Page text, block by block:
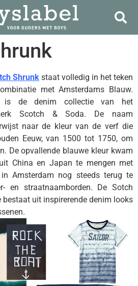
Shrunk staat volledig in het teken
met Amsterdams Blauw.
is de denim collectie van het
Scotch & Soda. De naam
naar de kleur van de verf die
Eeuw, van 1500 tot 1750, om
De opvallende blauwe kleur kwam
China en Japan te mengen met
Amsterdam nog steeds terug te
en straatnaamborden. De Sotch
uit inspirerende denim looks